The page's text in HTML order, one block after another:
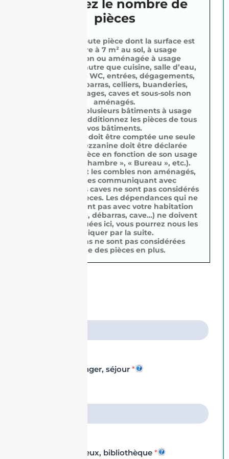
Saisissez le nombre de
pièces
Indiquez ici toute pièce dont la surface est
supérieure à 7 m² au sol, à usage
d’habitation ou aménagée à usage
d’habitation, autre que cuisine, salle d’eau,
salle de bains, WC, entrées, dégagements,
couloirs, débarras, celliers, buanderies,
lingeries, garages, caves et sous-sols non
aménagés.
Si vous avez plusieurs bâtiments à usage
d’habitation, additionnez les pièces de tous
vos bâtiments.
Chaque pièce doit être comptée une seule
fois. Une mezzanine doit être déclarée
comme une pièce en fonction de son usage
principal (« Chambre », « Bureau », etc.).
Les greniers et les combles non aménagés,
les garages communiquant avec
l’habitation, les caves ne sont pas considérés
comme des pièces. Les dépendances qui ne
communiquent pas avec votre habitation
(cellier, garage, débarras, cave…) ne doivent
pas être indiquées ici, vous pourrez nous les
indiquer par la suite.
Les vérandas ne sont pas considérées
comme des pièces en plus.
Salon, salle à manger, séjour *
Bureau, salle de jeux, bibliothèque *
En cliquant sur “Envoyer”, vous acceptez
données soient utilisées par notre agence
contacter par téléphone ou par e-mail à propos
demande. Retrouvez plus d’informations
traitement de vos données dans notre
confidentialité.